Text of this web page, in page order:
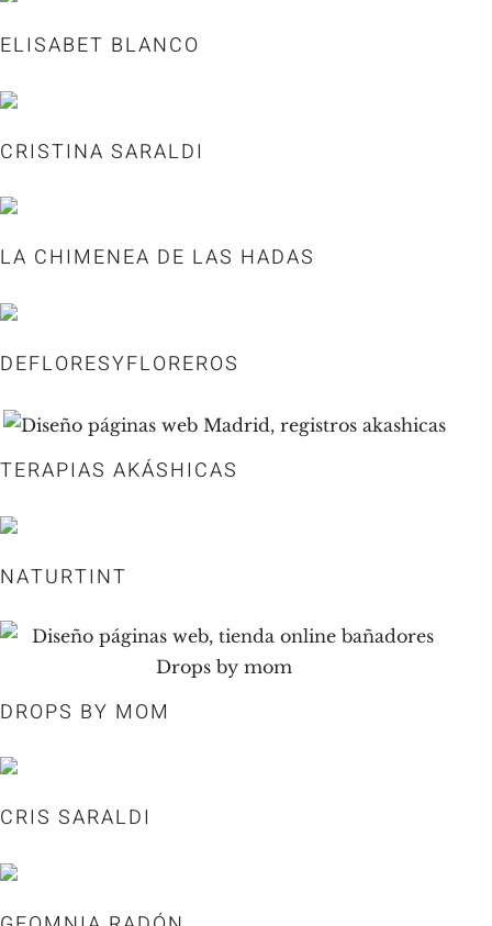
ELISABET BLANCO
CRISTINA SARALDI
LA CHIMENEA DE LAS HADAS
DEFLORESYFLOREROS
TERAPIAS AKÁSHICAS
NATURTINT
DROPS BY MOM
CRIS SARALDI